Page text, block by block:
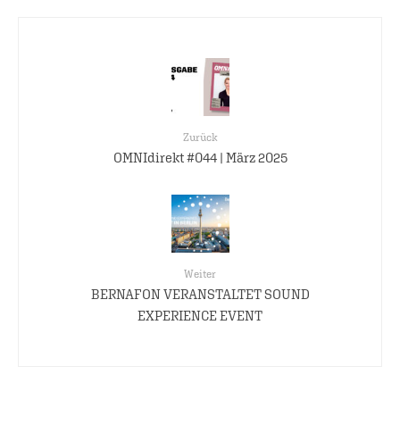
Zurück
OMNIdirekt #044 | März 2025
Weiter
BERNAFON VERANSTALTET SOUND
EXPERIENCE EVENT